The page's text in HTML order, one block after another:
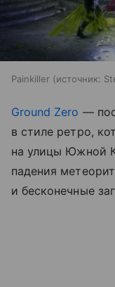
Painkiller источник:
Ground Zero —
в стиле ретро,
на улицы Южной
падения
и бесконечные